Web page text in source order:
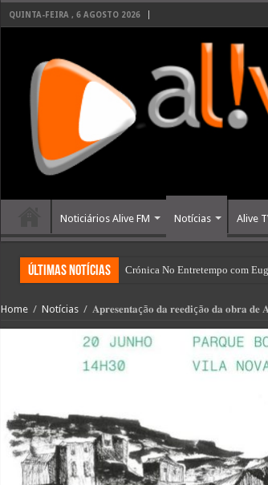
QUINTA-FEIRA , 6 AGOSTO 2026
Noticiários Alive FM Notícias Alive
últimas Notícias Crónica No Entretempo com
Home / Notícias / 𝐀𝐩𝐫𝐞𝐬𝐞𝐧𝐭𝐚çã𝐨 𝐝𝐚 𝐫𝐞𝐞𝐝𝐢çã𝐨 𝐝𝐚 𝐨𝐛𝐫𝐚 𝐝𝐞